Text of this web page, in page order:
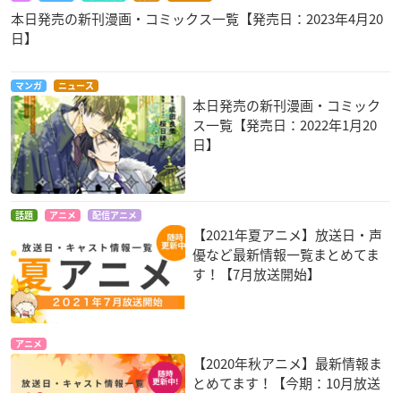
本日発売の新刊漫画・コミックス一覧【発売日：2023年4月20
日】
マンガ ニュース
本日発売の新刊漫画・コミック
ス一覧【発売日：2022年1月20
日】
話題 アニメ 配信アニメ
【2021年夏アニメ】放送日・声
優など最新情報一覧まとめてま
す！【7月放送開始】
アニメ
【2020年秋アニメ】最新情報ま
とめてます！【今期：10月放送